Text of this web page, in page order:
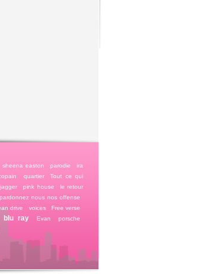
sheena easton parodie
ira
quartier
Tout ce qui
pink house
le retour
pardonnez nous nos offense
drive voices
Free verse
blu ray Evan
porsche